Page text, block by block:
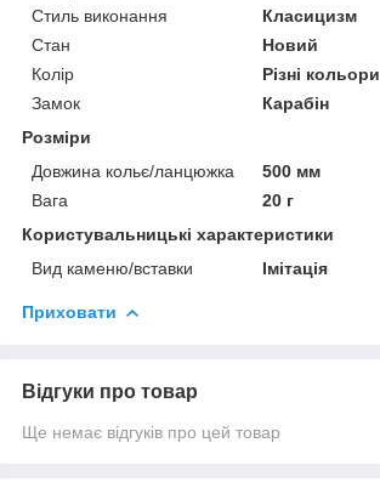
Стиль виконання
Класицизм
Стан
Новий
Колір
Різні кольори
Замок
Карабін
Розміри
Довжина кольє/ланцюжка
500 мм
Вага
20 г
Користувальницькі характеристики
Вид каменю/вставки
Імітація
Приховати
Відгуки про товар
Ще немає відгуків про цей товар